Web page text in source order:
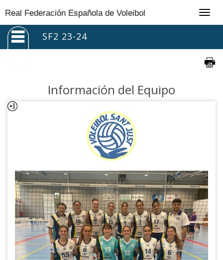
Real Federación Española de Voleibol
SF2 23-24
Información del Equipo